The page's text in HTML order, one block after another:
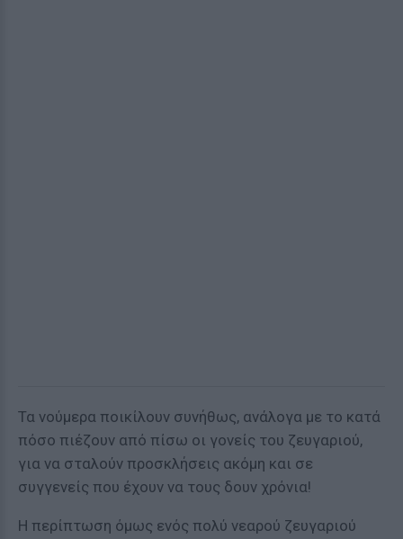
Τα νούμερα ποικίλουν συνήθως, ανάλογα με το κατά
πόσο πιέζουν από πίσω οι γονείς του ζευγαριού,
για να σταλούν προσκλήσεις ακόμη και σε
συγγενείς που έχουν να τους δουν χρόνια!
Η περίπτωση όμως ενός πολύ νεαρού ζευγαριού